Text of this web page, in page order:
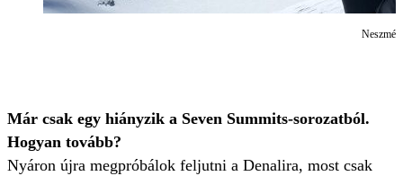
Már csak egy hiányzik a Seven Summits-sorozatból.
Hogyan tovább?
Nyáron újra megpróbálok feljutni a Denalira, most csak